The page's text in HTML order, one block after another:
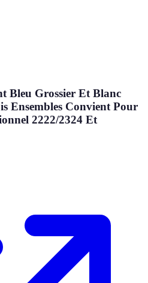
Bleu Grossier Et Blanc
Ensembles Convient Pour
2222/2324 Et